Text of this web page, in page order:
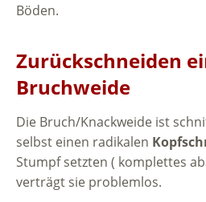
Böden.
Zurückschneiden
Bruchweide
Die Bruch/Knackweide ist
selbst einen radikalen
Stumpf setzten ( komplettes
verträgt sie problemlos.